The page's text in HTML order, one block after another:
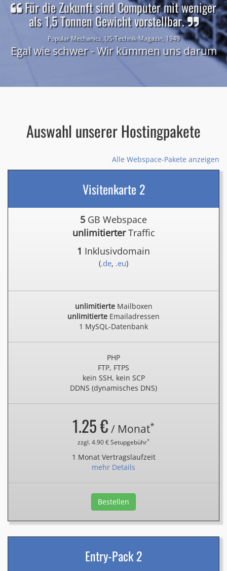
Für die Zukunft sind Computer mit weniger
als 1,5 Tonnen Gewicht vorstellbar.
Popular Mechanics, US-Technik-Magazin, 1949
Egal wie schwer - Wir kümmen uns darum
Auswahl unserer Hostingpakete
Alle Webspace-Pakete anzeigen
Visitenkarte 2
5 GB Webspace
unlimitierterTraffic
1 Inklusivdomain
(.de, .eu)
unlimitierteMailboxen
unlimitierte Emailadressen
1 MySQL-Datenbank
PHP
FTP, FTPS
kein SSH, kein SCP
DDNS (dynamisches DNS)
1.25 € / Monat*
zzgl. 4.90 € Setupgebühr*
1 Monat Vertragslaufzeit
mehr Details
Bestellen
Entry-Pack 2